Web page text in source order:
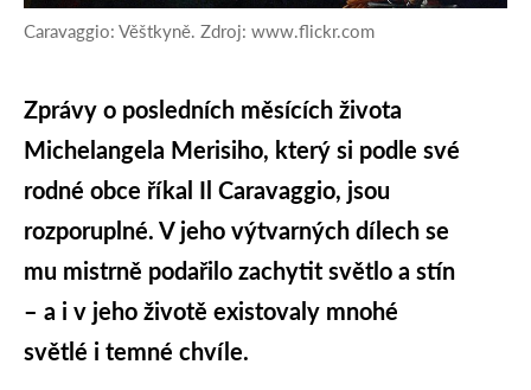
Caravaggio: Věštkyně. Zdroj: www.flickr.com
Zprávy o posledních měsících života
Michelangela Merisiho, který si podle své
rodné obce říkal Il Caravaggio, jsou
rozporuplné. V jeho výtvarných dílech se
mu mistrně podařilo zachytit světlo a stín
– a i v jeho životě existovaly mnohé
světlé i temné chvíle.